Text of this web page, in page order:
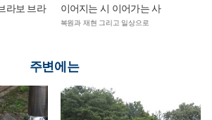
라보 브라
이어지는 시 이어가는 사
복원과 재현 그리고 일상으로
주변에는